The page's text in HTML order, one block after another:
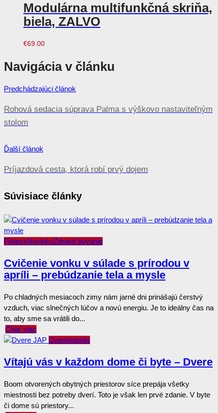
Modulárna multifunkčná skriňa,
biela, ZALVO
€69.00
Navigácia v článku
Predchádzajúci článok
Rohová sedacia súprava Palma s výškovo nastaviteľným
stolom
Ďalší článok
Príjazdová cesta, ktorá robí prvý dojem
Súvisiace články
FitnessNovinkyZdravé bývanie
Cvičenie vonku v súlade s prírodou v
apríli – prebúdzanie tela a mysle
Po chladných mesiacoch zimy nám jarné dni prinášajú čerstvý
vzduch, viac slnečných lúčov a novú energiu. Je to ideálny čas na
to, aby sme sa vrátili do...
Čítať viac
DvereInteriér
Vítajú vás v každom dome či byte – Dvere
Boom otvorených obytných priestorov síce prepája všetky
miestnosti bez potreby dverí. Toto je však len prvé zdanie. V byte
či dome sú priestory...